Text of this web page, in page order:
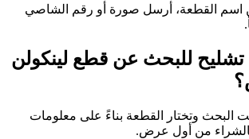
اسم القطعة، أرسل صورة أو رقم الشاصي
للبحث عن قطع لينكولن
البحث وتختار القطعة بناءً على معلومات
بالشراء من أول عرض.